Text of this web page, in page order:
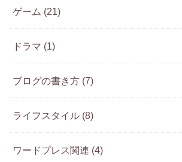
ゲーム (21)
ドラマ (1)
ブログの書き方 (7)
ライフスタイル (8)
ワードプレス関連 (4)